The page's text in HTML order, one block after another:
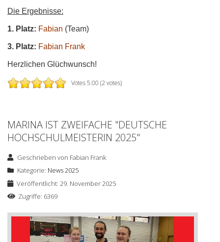
Die Ergebnisse:
1. Platz: Fabian (Team)
3. Platz: Fabian Frank
Herzlichen Glüchwunsch!
Votes 5.00 (2 votes)
MARINA IST ZWEIFACHE "DEUTSCHE
HOCHSCHULMEISTERIN 2025"
Geschrieben von Fabian Frank
Kategorie: News 2025
Veröffentlicht: 29. November 2025
Zugriffe: 6369